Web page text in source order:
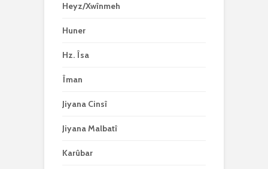
Heyz/Xwînmeh
Huner
Hz. Îsa
Îman
Jiyana Cinsî
Jiyana Malbatî
Karûbar